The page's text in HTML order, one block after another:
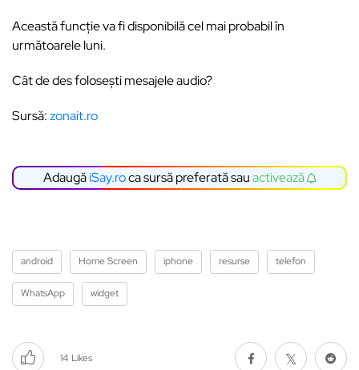
Această funcție va fi disponibilă cel mai probabil în
următoarele luni.
Cât de des folosești mesajele audio?
Sursă:zonait.ro
AdaugăiSay.roca sursă preferată sauactivează
android Home Screen iphone resurse telefon
WhatsApp widget
14 Likes